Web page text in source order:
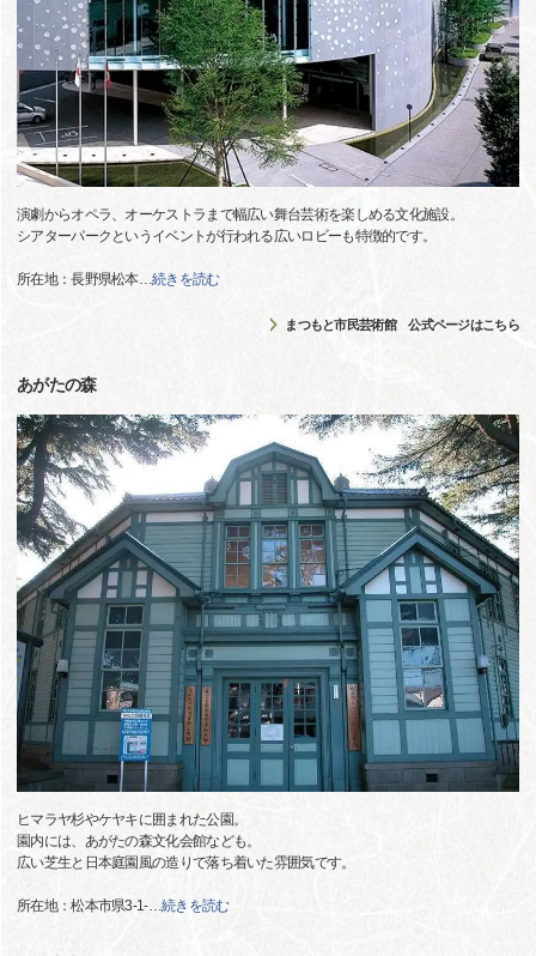
演劇からオペラ、オーケストラまで幅広い舞台芸術を楽しめる文化施設。
シアターパークというイベントが行われる広いロビーも特徴的です。
所在地：長野県松本…続きを読む
まつもと市民芸術館 公式ページはこちら
あがたの森
ヒマラヤ杉やケヤキに囲まれた公園。
園内には、あがたの森文化会館なども。
広い芝生と日本庭園風の造りで落ち着いた雰囲気です。
所在地：松本市県3-1-…続きを読む